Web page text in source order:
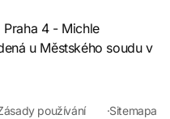
4 - Michle
u Městského soudu v
používání
·Sitemapa